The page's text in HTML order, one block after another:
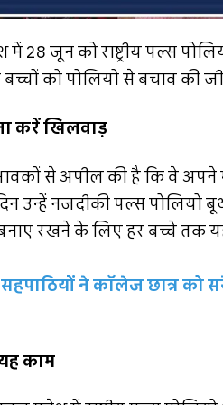
में 28 जून को राष्ट्रीय पल्स
को पोलियो से बचाव की
करें खिलवाड़
से अपील की है कि वे
उन्हें नजदीकी पल्स पोलियो
रखने के लिए हर बच्चे तक
ने कॉलेज छात्र को
काम